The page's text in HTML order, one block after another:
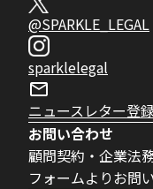
@SPARKLE_LEGAL
sparklelegal
ニュースレター登録
お問い合わせ
顧問契約・企業法
フォームよりお問